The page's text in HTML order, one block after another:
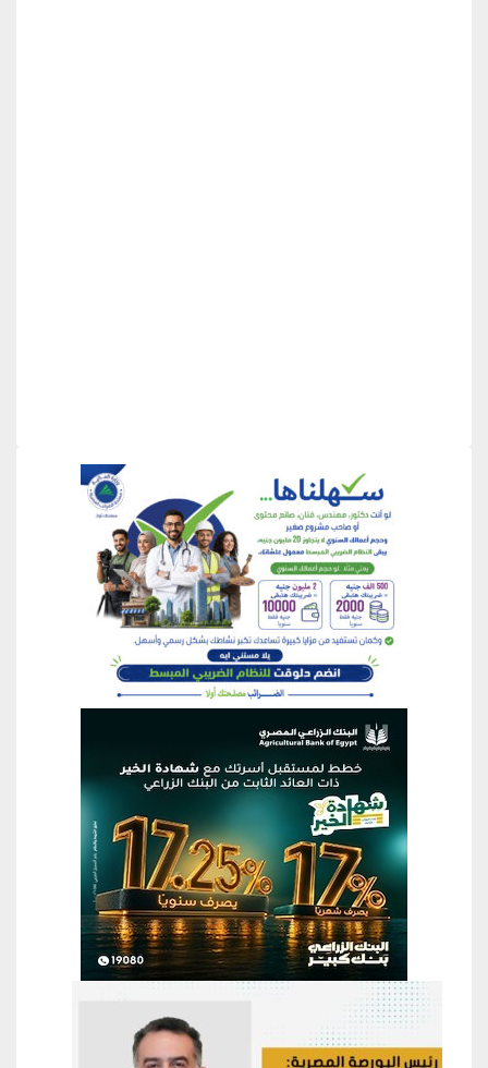
منطقة إعلانية
منطقة إعلانية